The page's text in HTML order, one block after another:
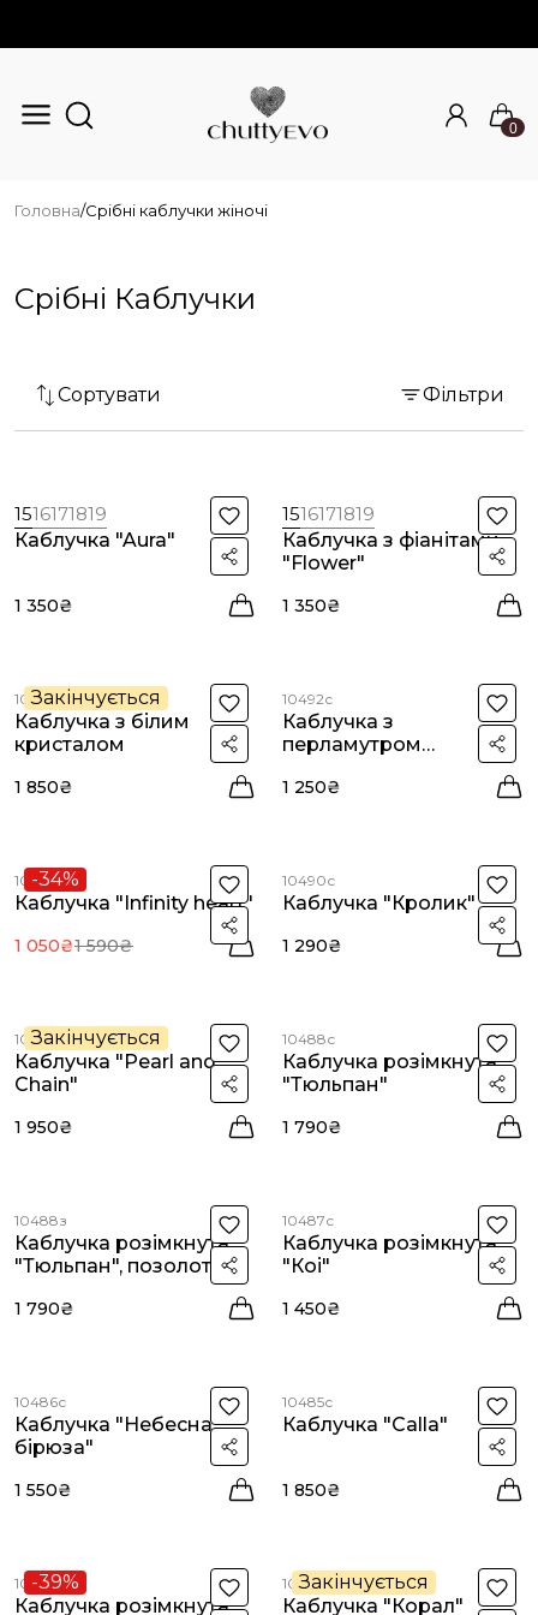
0
Головна/Срібні каблучки жіночі
Срібні Каблучки
Сортувати Фільтри
1516171819
Каблучка "Aura"
1 350₴
1516171819
Каблучка з фіанітами
"Flower"
1 350₴
Закінчується
10493с
Каблучка з білим
кристалом
1 850₴
10492с
Каблучка з
перламутром
1 250₴
-34%
10491с
Каблучка "Infinity heart"
1 050₴1 590₴
10490с
Каблучка "Кролик"
1 290₴
Закінчується
10489с
Каблучка "Pearl and
Chain"
1 950₴
10488с
Каблучка розімкнута
"Тюльпан"
1 790₴
10488з
Каблучка розімкнута
"Тюльпан", позолота
1 790₴
10487с
Каблучка розімкнута
"Коі"
1 450₴
10486с
Каблучка "Небесна
бірюза"
1 550₴
10485с
Каблучка "Calla"
1 850₴
-39%
10484с
Каблучка розімкнута
Закінчується
10483с
Каблучка "Корал"